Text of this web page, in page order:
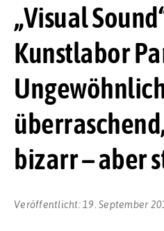
„Visual
Kunstlabor
bizarr – aber
Veröffentlicht: 19. September